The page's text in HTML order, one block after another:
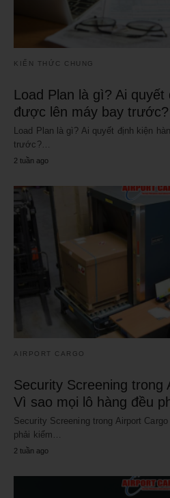
KIẾN THỨC CHUNG
Load Plan là gì? Ai quyết
được lên máy bay trước?
Load Plan là gì? Ai quyết định kiện
trước?…
2 tuần ago
AIRPORT CARGO
Security Screening trong
Vì sao mọi lô hàng đều
Security Screening trong Airport
phải kiểm…
2 tuần ago